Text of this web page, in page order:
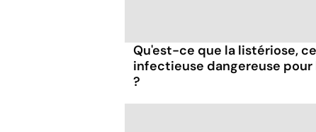
Qu'est-ce que la listériose,
infectieuse dangereuse
?